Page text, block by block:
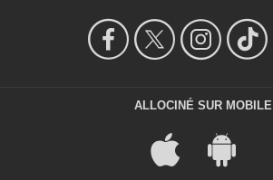
ALLOCINÉ SUR MOBILE